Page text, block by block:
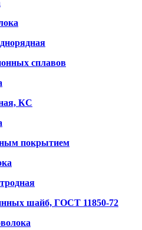
сплавов
КС
покрытием
шайб, ГОСТ 11850-72